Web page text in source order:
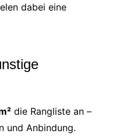
dabei eine
die Rangliste an –
und Anbindung.